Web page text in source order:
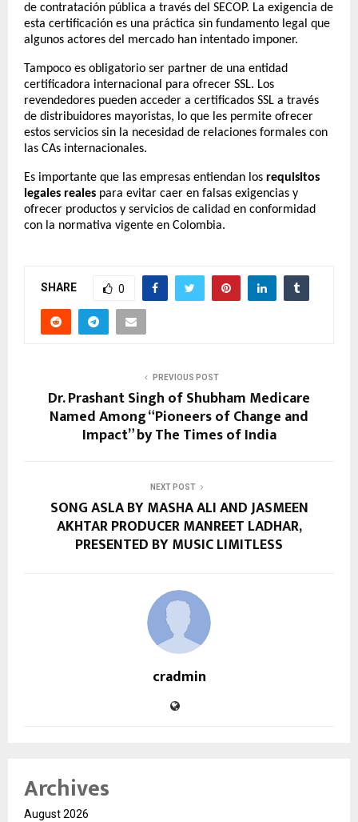
de contratación pública a través del SECOP. La exigencia de
esta certificación es una práctica sin fundamento legal que
algunos actores del mercado han intentado imponer.
Tampoco es obligatorio ser partner de una entidad
certificadora internacional para ofrecer SSL. Los
revendedores pueden acceder a certificados SSL a través
de distribuidores mayoristas, lo que les permite ofrecer
estos servicios sin la necesidad de relaciones formales con
las CAs internacionales.
Es importante que las empresas entiendan los requisitos
legales reales para evitar caer en falsas exigencias y
ofrecer productos y servicios de calidad en conformidad
con la normativa vigente en Colombia.
SHARE 0
PREVIOUS POST
Dr. Prashant Singh of Shubham Medicare
Named Among “Pioneers of Change and
Impact” by The Times of India
NEXT POST
SONG ASLA BY MASHA ALI AND JASMEEN
AKHTAR PRODUCER MANREET LADHAR,
PRESENTED BY MUSIC LIMITLESS
cradmin
Archives
August 2026